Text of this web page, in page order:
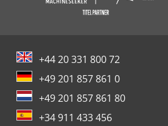
+44 20 331 800 72
+49 201 857 861 0
+49 201 857 861 80
+34 911 433 456